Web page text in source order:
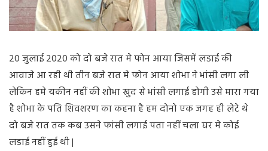
20 जुलाई 2020 को दो बजे रात मे फोन आया जिसमें लडाई की
आवाजे आ रही थी तीन बजे रात मे फोन आया शोभा ने भांसी लगा ली
लेकिन हमे यकीन नहीं की शोभा खुद से भांसी लगाई होगी उसे मारा गया
है शोभा के पति शिवशरण का कहना है हम दोनो एक जगह ही लेटे थे
दो बजे रात तक कब उसने फांसी लगाई पता नहीं चला घर मे कोई
लडाई नहीं हुई थी |